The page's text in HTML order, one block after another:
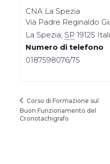
CNA La Spezia
Via Padre Reginaldo
La Spezia SP 19125
Numero di telefono
0187598076/75
Corso di Formazione sul
Buon Funzionamento del
Cronotachigrafo